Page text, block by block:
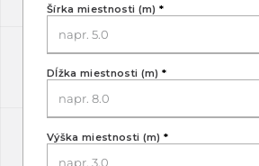
Šírka miestnosti (m) *
Dĺžka miestnosti (m) *
Výška miestnosti (m) *